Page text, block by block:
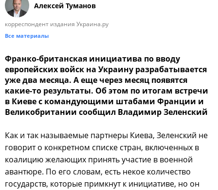
Алексей Туманов
корреспондент издания Украина.ру
Все материалы
Франко-британская инициатива по вводу
европейских войск на Украину разрабатывается
уже два месяца. А еще через месяц появятся
какие-то результаты. Об этом по итогам встречи
в Киеве с командующими штабами Франции и
Великобритании сообщил Владимир Зеленский
Как и так называемые партнеры Киева, Зеленский не
говорит о конкретном списке стран, включенных в
коалицию желающих принять участие в военной
авантюре. По его словам, есть некое количество
государств, которые примкнут к инициативе, но он